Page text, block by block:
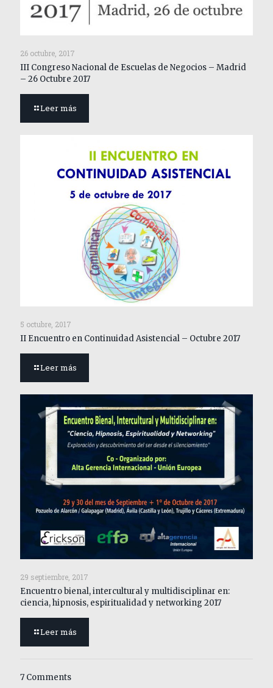
26 octubre, 2017
III Congreso Nacional de Escuelas de Negocios – Madrid
– 26 Octubre 2017
Leer más
5 octubre, 2017
II Encuentro en Continuidad Asistencial – Octubre 2017
Leer más
29 septiembre, 2017
Encuentro bienal, intercultural y multidisciplinar en:
ciencia, hipnosis, espiritualidad y networking 2017
Leer más
7 Comments